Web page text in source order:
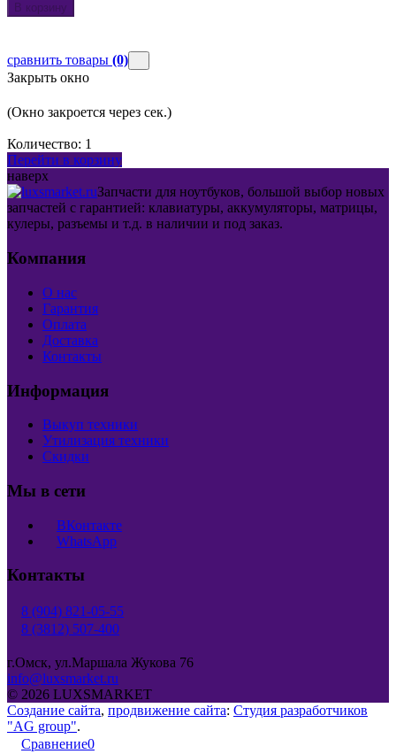
В корзину
сравнить товары (0)
Закрыть окно
(Окно закроется через сек.)
Количество: 1
Перейти в корзину
наверх
Запчасти для ноутбуков, большой выбор новых
запчастей с гарантией: клавиатуры, аккумуляторы, матрицы,
кулеры, разъемы и т.д. в наличии и под заказ.
Компания
О нас
Гарантия
Оплата
Доставка
Контакты
Информация
Выкуп техники
Утилизация техники
Скидки
Мы в сети
ВКонтакте
WhatsApp
Контакты
8 (904) 821-05-55
8 (3812) 507-400
г.Омск, ул.Маршала Жукова 76
info@luxsmarket.ru
© 2026 LUXSMARKET
Создание сайта, продвижение сайта: Студия разработчиков
"AG group".
Сравнение0